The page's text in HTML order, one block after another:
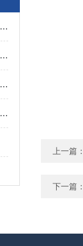
垃圾分选成套设备：解决垃圾处理问题的新设备
大件垃圾破碎机塑造环保与可持续未来的力量
建筑装修垃圾分拣设备指南：工艺逻辑、设备选型与避坑要点
多功能打包机到底有哪些故障的排除方法呢？
上一篇
下一篇